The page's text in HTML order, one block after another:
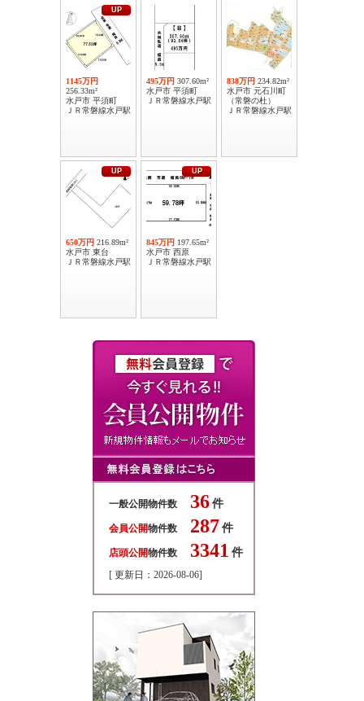
UP
1145万円
256.33m²
水戸市 平須町
ＪＲ常磐線水戸駅
495万円 307.60m²
水戸市 平須町
ＪＲ常磐線水戸駅
838万円 234.82m²
水戸市 元石川町
（常磐の杜）
ＪＲ常磐線水戸駅
UP
650万円 216.89m²
水戸市 東台
ＪＲ常磐線水戸駅
UP
845万円 197.65m²
水戸市 西原
ＪＲ常磐線水戸駅
一般公開物件数 36 件
会員公開物件数 287 件
店頭公開物件数 3341 件
[ 更新日：2026-08-06]